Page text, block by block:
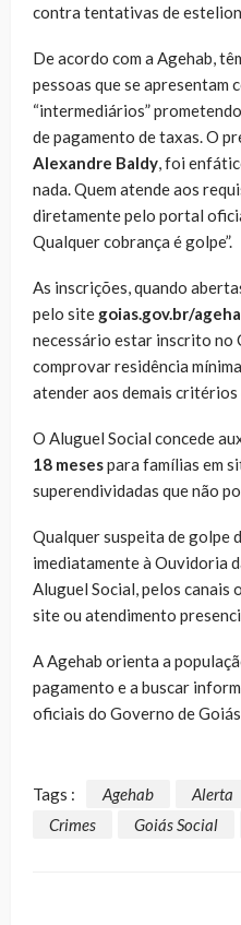
contra tentativas de
De acordo com a Agehab,
pessoas que se apresentam
“intermediários”
de pagamento de taxas. O
Alexandre Baldy, foi
nada. Quem atende aos
diretamente pelo portal
Qualquer cobrança é golpe”.
As inscrições, quando
pelo site goias.gov.br/
necessário estar inscrito no
comprovar residência
atender aos demais
O Aluguel Social concede
18 mesespara famílias em
superendividadas que não
Qualquer suspeita de golpe
imediatamente à Ouvidoria
Aluguel Social, pelos canais
site ou atendimento
A Agehab orienta a
pagamento e a buscar
oficiais do Governo de
Tags : Agehab Alerta
Crimes
Goiás Social